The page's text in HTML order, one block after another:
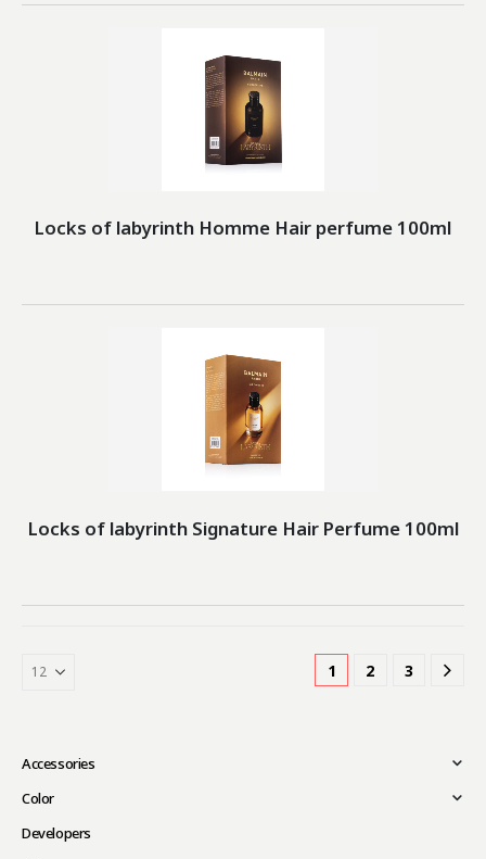
Locks of labyrinth Homme Hair perfume 100ml
Locks of labyrinth Signature Hair Perfume 100ml
1 2 3
Accessories
Color
Developers